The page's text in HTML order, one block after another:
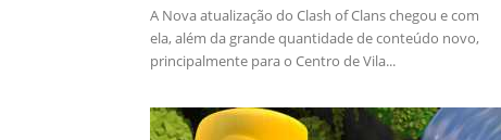
A Nova atualização do Clash of Clans chegou e com
ela, além da grande quantidade de conteúdo novo,
principalmente para o Centro de Vila...